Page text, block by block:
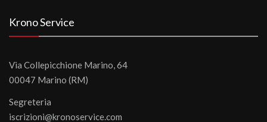
Krono Service
Via Collepicchione Marino, 64
00047 Marino (RM)
Segreteria
iscrizioni@kronoservice.com